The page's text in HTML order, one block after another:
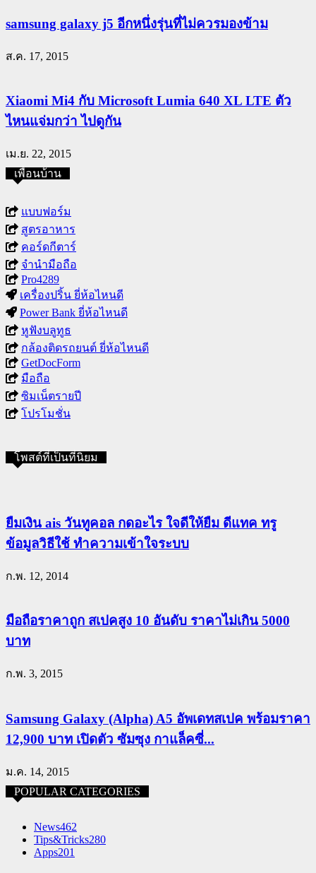
samsung galaxy j5 อีกหนึ่งรุ่นที่ไม่ควรมองข้าม
ส.ค. 17, 2015
Xiaomi Mi4 กับ Microsoft Lumia 640 XL LTE ตัว
ไหนแจ่มกว่า ไปดูกัน
เม.ย. 22, 2015
เพื่อนบ้าน
แบบฟอร์ม
สูตรอาหาร
คอร์ดกีตาร์
จำนำมือถือ
Pro4289
เครื่องปริ้น ยี่ห้อไหนดี
Power Bank ยี่ห้อไหนดี
หูฟังบลูทูธ
กล้องติดรถยนต์ ยี่ห้อไหนดี
GetDocForm
มือถือ
ซิมเน็ตรายปี
โปรโมชั่น
โพสต์ที่เป็นที่นิยม
ยืมเงิน ais วันทูคอล กดอะไร ใจดีให้ยืม ดีแทค ทรู
ข้อมูลวิธีใช้ ทำความเข้าใจระบบ
ก.พ. 12, 2014
มือถือราคาถูก สเปคสูง 10 อันดับ ราคาไม่เกิน 5000
บาท
ก.พ. 3, 2015
Samsung Galaxy (Alpha) A5 อัพเดทสเปค พร้อมราคา
12,900 บาท เปิดตัว ซัมซุง กาแล็คซี่...
ม.ค. 14, 2015
POPULAR CATEGORIES
News462
Tips&Tricks280
Apps201